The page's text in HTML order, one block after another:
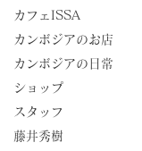
カフェISSA
カンボジアのお店
カンボジアの日常
ショップ
スタッフ
藤井秀樹